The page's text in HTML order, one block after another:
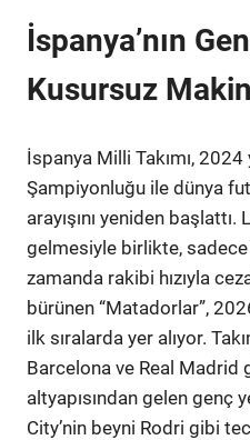
İspanya’nın
Kusursuz
İspanya Milli Takımı, 2024
Şampiyonluğu ile dünya
arayışını yeniden
gelmesiyle birlikte,
zamanda rakibi hızıyla
bürünen “Matadorlar”,
ilk sıralarda yer alıyor.
Barcelona ve Real Madrid
altyapısından gelen genç
City’nin beyni Rodri gibi